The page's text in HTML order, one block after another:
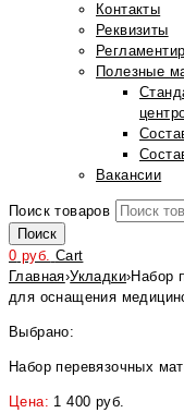
Контакты
Реквизиты
Полезные
Вакансии
Поиск товаров
Поиск
0 руб. Cart
Главная›Укладки›Набор
для оснащения
Выбрано:
Набор перевязочных
Цена: 1 400 руб.